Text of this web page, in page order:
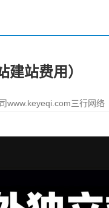
站费用）
www.keyeqi.com三行网络